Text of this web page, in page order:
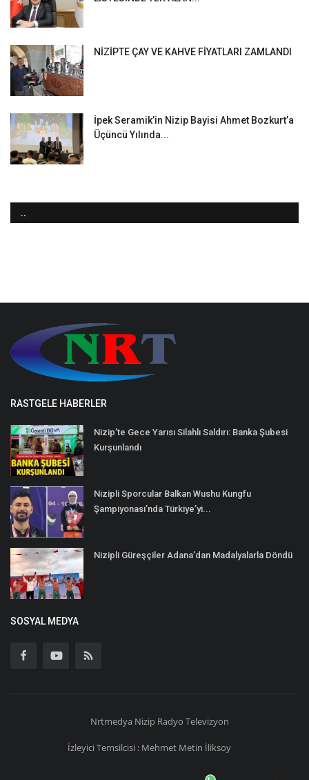
NİZİPTE ÇAY VE KAHVE FİYATLARI ZAMLANDI
İpek Seramik’in Nizip Bayisi Ahmet Bozkurt’a
Üçüncü Yılında...
..
RASTGELE HABERLER
Nizip’te Gece Yarısı Silahlı Saldırı: Banka Şubesi
Kurşunlandı
Nizipli Sporcular Balkan Wushu Kungfu
Şampiyonası’nda Türkiye’yi...
Nizipli Güreşçiler Adana’dan Madalyalarla Döndü
SOSYAL MEDYA
Nrtmedya Nizip Radyo Televizyon
İzleyici Temsilcisi : Mehmet Metin İliksoy